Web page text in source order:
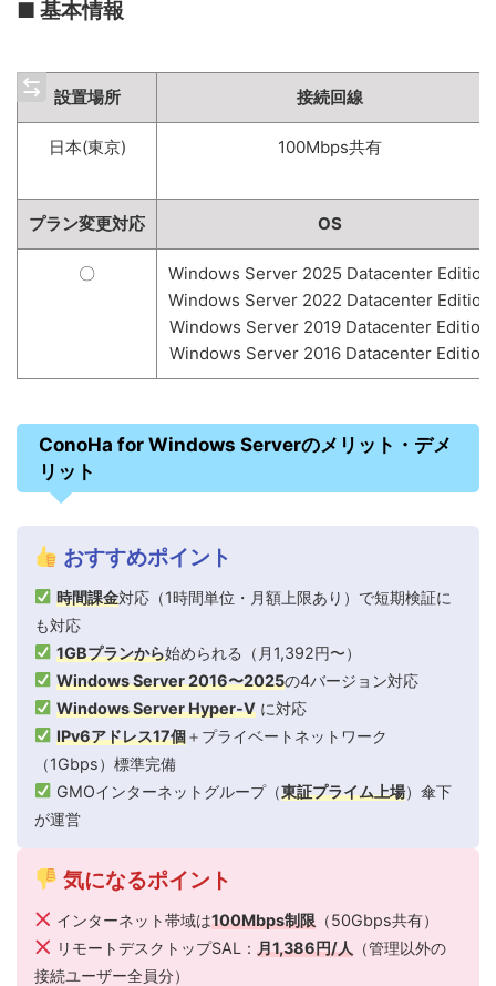
■ 基本情報
設置場所 接続回線
日本(東京) 100Mbps共有
プラン変更対応 OS
〇
Windows Server 2025 Datacenter Edition
Windows Server 2022 Datacenter Edition
Windows Server 2019 Datacenter Edition
Windows Server 2016 Datacenter Edition
ConoHa for Windows Serverのメリット・デメ
リット
おすすめポイント
時間課金対応（1時間単位・月額上限あり）で短期検証に
も対応
1GBプランから始められる（月1,392円〜）
Windows Server 2016〜2025の4バージョン対応
Windows Server Hyper-V に対応
IPv6アドレス17個＋プライベートネットワーク
（1Gbps）標準完備
GMOインターネットグループ（東証プライム上場）傘下
が運営
気になるポイント
インターネット帯域は100Mbps制限 （50Gbps共有）
リモートデスクトップSAL：月1,386円/人 （管理以外の
接続ユーザー全員分）